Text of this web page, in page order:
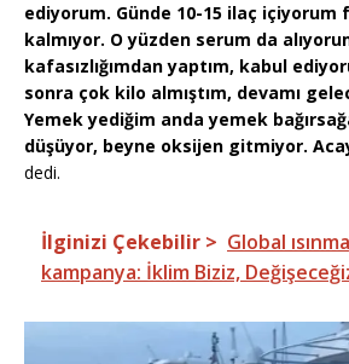
ediyorum. Günde 10-15 ilaç içiyorum
kalmıyor. O yüzden serum da
kafasızlığımdan yaptım, kabul
sonra çok kilo almıştım, devamı
Yemek yediğim anda yemek
düşüyor, beyne oksijen gitmiyor.
dedi.
İlginizi Çekebilir > Global
kampanya: İklim Biziz,